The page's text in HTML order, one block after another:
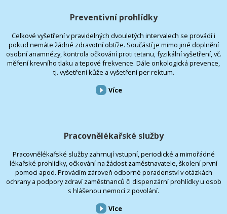
Preventivní prohlídky
Celkové vyšetření v pravidelných dvouletých intervalech se provádí i
pokud nemáte žádné zdravotní obtíže. Součástí je mimo jiné doplnění
osobní anamnézy, kontrola očkování proti tetanu, fyzikální vyšetření, vč.
měření krevního tlaku a tepové frekvence. Dále onkologická prevence,
tj. vyšetření kůže a vyšetření per rektum.
Více
Pracovnělékařské služby
Pracovnělékařské služby zahrnují vstupní, periodické a mimořádné
lékařské prohlídky, očkování na žádost zaměstnavatele, školení první
pomoci apod. Provádím zároveň odborné poradenství v otázkách
ochrany a podpory zdraví zaměstnanců či dispenzární prohlídky u osob
s hlášenou nemocí z povolání.
Více